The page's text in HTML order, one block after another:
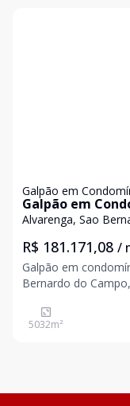
Galpão em
Galpão em
São Bernardo
Alvarenga, Sao
R$ 181.171,08 /
Galpão em
Bernardo do
5.032,
5032m²